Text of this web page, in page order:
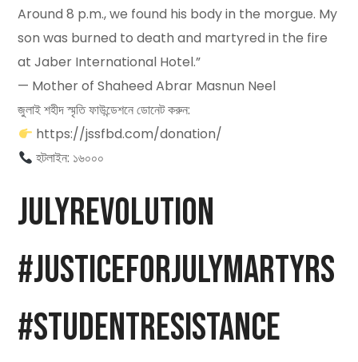
Around 8 p.m., we found his body in the morgue. My
son was burned to death and martyred in the fire
at Jaber International Hotel.”
— Mother of Shaheed Abrar Masnun Neel
জুলাই শহীদ স্মৃতি ফাউন্ডেশনে ডোনেট করুন:
https://jssfbd.com/donation/
হটলাইন: ১৬০০০
JulyRevolution
#JusticeForJulyMartyrs
#StudentResistance